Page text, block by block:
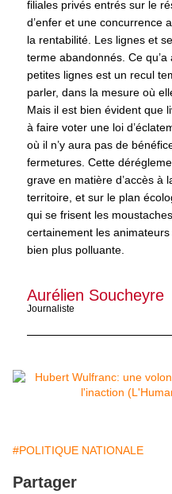
filiales privés entrés sur le
d’enfer et une concurrence
la rentabilité. Les lignes et
terme abandonnés. Ce
petites lignes est un recul
parler, dans la mesure où
Mais il est bien évident que
à faire voter une loi
où il n’y aura pas de
fermetures. Cette
grave en matière d’accès à
territoire, et sur le plan
qui se frisent les
certainement les
bien plus polluante.
Aurélien Soucheyre
Journaliste
#POLITIQUE NATIONALE
Partager